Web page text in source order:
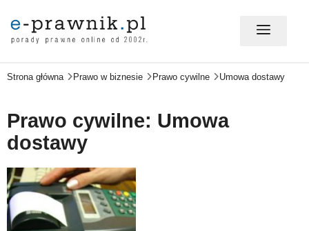
MÓJ E-PRAWNIK - LOGOWANIE
PORADY PRAWNE ONLINE
PRAWO NA CO DZIEŃ
Strona główna Prawo w biznesie Prawo cywilne Umowa dostawy
Prawo cywilne: Umowa
dostawy